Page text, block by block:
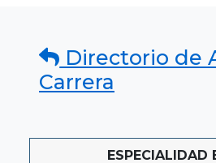
Directorio de
Carrera
ESPECIALIDAD